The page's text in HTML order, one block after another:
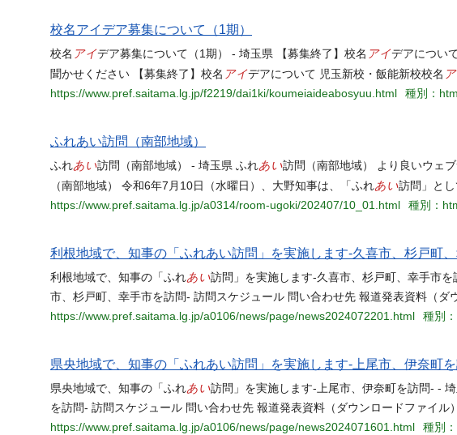
校名アイデア募集について（1期）
校名 アイデア募集について（1期） - 埼玉県 【募集終了】校名 アイデアについ
聞かせください 【募集終了】校名 アイデアについて 児玉新校・飯能新校校名
https://www.pref.saitama.lg.jp/f2219/dai1ki/koumeiaideabosyuu.html
種別：html
ふれあい訪問（南部地域）
ふれあい訪問（南部地域） - 埼玉県 ふれあい訪問（南部地域） より良いウェ
（南部地域） 令和6年7月10日（水曜日）、大野知事は、「ふれあい訪問」と
https://www.pref.saitama.lg.jp/a0314/room-ugoki/202407/10_01.html
種別：
利根地域で、知事の「ふれあい訪問」を実施します-久喜市、杉戸町
利根地域で、知事の「ふれあい訪問」を実施します-久喜市、杉戸町、幸手市
市、杉戸町、幸手市を訪問- 訪問スケジュール 問い合わせ先 報道発表資料（ダ
https://www.pref.saitama.lg.jp/a0106/news/page/news2024072201.html
種別
県央地域で、知事の「ふれあい訪問」を実施します-上尾市、伊奈町
県央地域で、知事の「ふれあい訪問」を実施します-上尾市、伊奈町を訪問- -
を訪問- 訪問スケジュール 問い合わせ先 報道発表資料（ダウンロードファイル
https://www.pref.saitama.lg.jp/a0106/news/page/news2024071601.html
種別